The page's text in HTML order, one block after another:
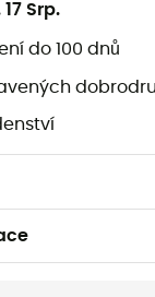
17 Srp.
do 100 dnů
přírodní
sůl,
zemědělství.